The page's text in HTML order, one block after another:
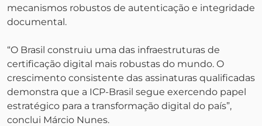
mecanismos robustos de autenticação e integridade
documental.
“O Brasil construiu uma das infraestruturas de
certificação digital mais robustas do mundo. O
crescimento consistente das assinaturas qualificadas
demonstra que a ICP-Brasil segue exercendo papel
estratégico para a transformação digital do país”,
conclui Márcio Nunes.